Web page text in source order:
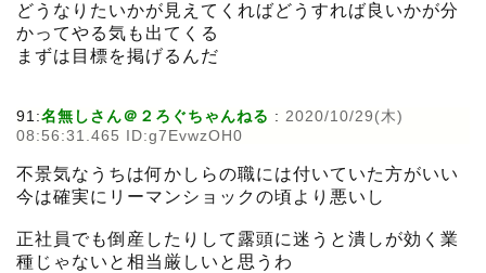
どうなりたいかが見えてくればどうすれば良いかが分
かってやる気も出てくる
まずは目標を掲げるんだ
91:名無しさん＠２ろぐちゃんねる : 2020/10/29(木)
08:56:31.465 ID:g7EvwzOH0
不景気なうちは何かしらの職には付いていた方がいい
今は確実にリーマンショックの頃より悪いし
正社員でも倒産したりして露頭に迷うと潰しが効く業
種じゃないと相当厳しいと思うわ